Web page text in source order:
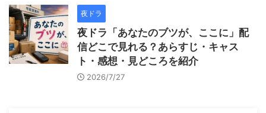
夜ドラ
夜ドラ「あなたのブツが、ここに」配
信どこで見れる？あらすじ・キャス
ト・感想・見どころを紹介
2026/7/27